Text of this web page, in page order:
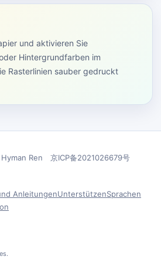
und aktivieren Sie
Hintergrundfarben im
Rasterlinien sauber gedruckt
Ren 京ICP备2021026679号
AnleitungenUnterstützenSprachen